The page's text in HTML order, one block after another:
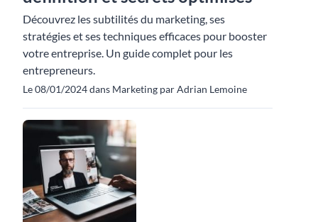
Découvrez les subtilités du marketing, ses
stratégies et ses techniques efficaces pour booster
votre entreprise. Un guide complet pour les
entrepreneurs.
Le 08/01/2024 dans Marketing par Adrian Lemoine